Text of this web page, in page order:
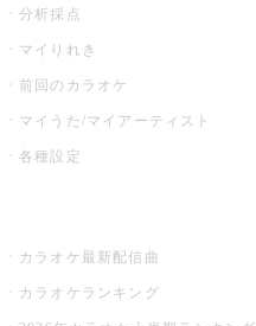
分析採点
マイりれき
前回のカラオケ
マイうた/マイアーティスト
各種設定
カラオケ最新配信曲
カラオケランキング